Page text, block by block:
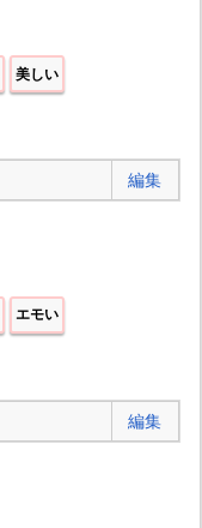
美しい
編集
エモい
編集